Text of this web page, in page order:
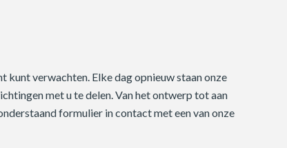
kunt verwachten. Elke dag opnieuw staan onze
met u te delen. Van het ontwerp tot aan
formulier in contact met een van onze